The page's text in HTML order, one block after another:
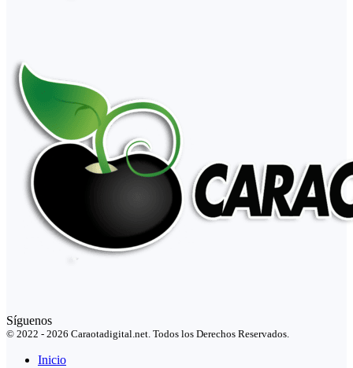
Síguenos
© 2022 - 2026 Caraotadigital.net. Todos los Derechos Reservados.
Inicio